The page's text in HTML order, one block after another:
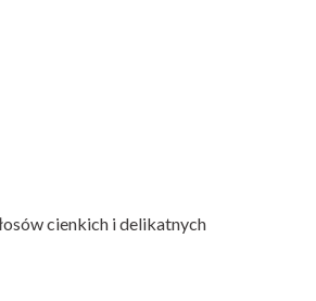
cienkich i delikatnych